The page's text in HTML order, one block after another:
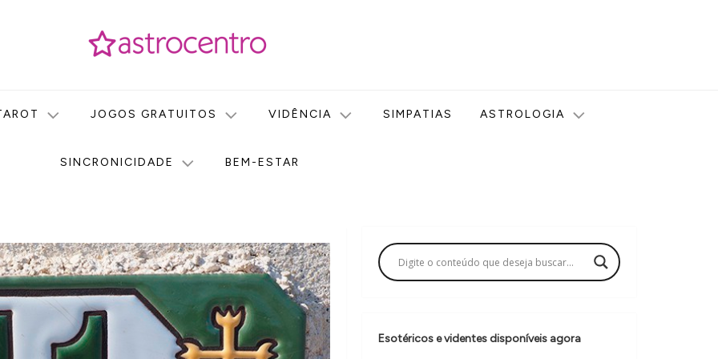
JOGOS GRATUITOS VIDÊNCIA SIMPATIAS ASTROLOGIA
SINCRONICIDADE BEM-ESTAR
Esotéricos e videntes disponíveis agora